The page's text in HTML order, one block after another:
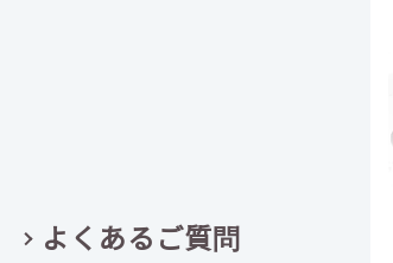
よくあるご質問